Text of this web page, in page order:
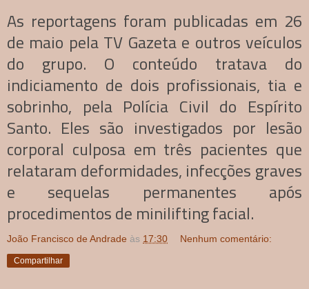
As reportagens foram publicadas em 26
de maio pela TV Gazeta e outros veículos
do grupo. O conteúdo tratava do
indiciamento de dois profissionais, tia e
sobrinho, pela Polícia Civil do Espírito
Santo. Eles são investigados por lesão
corporal culposa em três pacientes que
relataram deformidades, infecções graves
e sequelas permanentes após
procedimentos de minilifting facial.
João Francisco de Andrade às 17:30 Nenhum comentário:
Compartilhar